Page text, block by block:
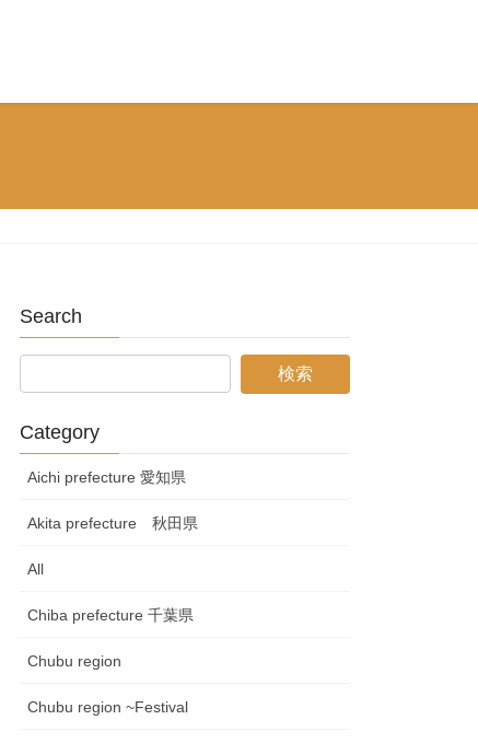
Search
Category
Aichi prefecture 愛知県
Akita prefecture 秋田県
All
Chiba prefecture 千葉県
Chubu region
Chubu region ~Festival